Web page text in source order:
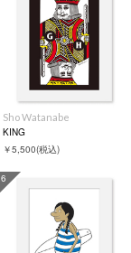
Sho Watanabe
KING
￥5,500(税込)
6